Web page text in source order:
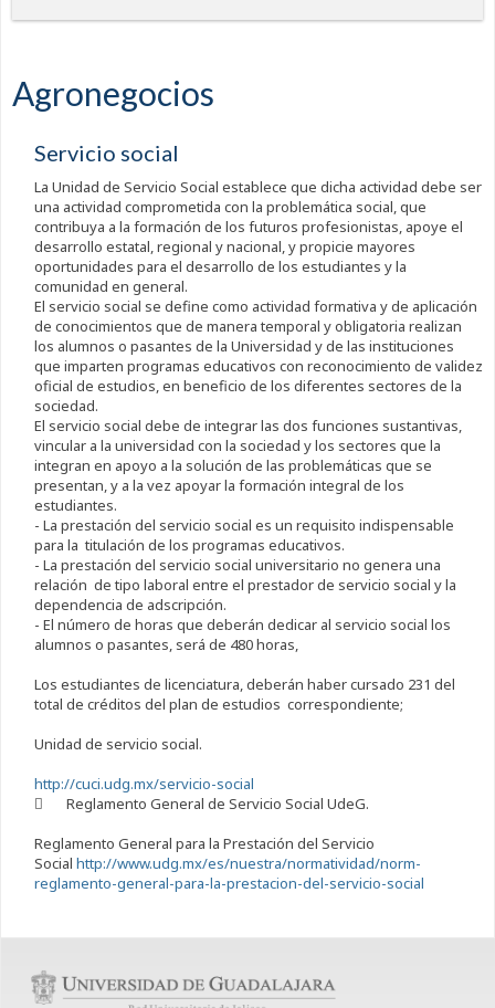
Agronegocios
Servicio social
La Unidad de Servicio Social establece que dicha actividad debe ser
una actividad comprometida con la problemática social, que
contribuya a la formación de los futuros profesionistas, apoye el
desarrollo estatal, regional y nacional, y propicie mayores
oportunidades para el desarrollo de los estudiantes y la
comunidad en general.
El servicio social se define como actividad formativa y de aplicación
de conocimientos que de manera temporal y obligatoria realizan
los alumnos o pasantes de la Universidad y de las instituciones
que imparten programas educativos con reconocimiento de validez
oficial de estudios, en beneficio de los diferentes sectores de la
sociedad.
El servicio social debe de integrar las dos funciones sustantivas,
vincular a la universidad con la sociedad y los sectores que la
integran en apoyo a la solución de las problemáticas que se
presentan, y a la vez apoyar la formación integral de los
estudiantes.
- La prestación del servicio social es un requisito indispensable
para la titulación de los programas educativos.
- La prestación del servicio social universitario no genera una
relación de tipo laboral entre el prestador de servicio social y la
dependencia de adscripción.
- El número de horas que deberán dedicar al servicio social los
alumnos o pasantes, será de 480 horas,
Los estudiantes de licenciatura, deberán haber cursado 231 del
total de créditos del plan de estudios correspondiente;
Unidad de servicio social.
http://cuci.udg.mx/servicio-social
 Reglamento General de Servicio Social UdeG.
Reglamento General para la Prestación del Servicio
Social http://www.udg.mx/es/nuestra/normatividad/norm-
reglamento-general-para-la-prestacion-del-servicio-social